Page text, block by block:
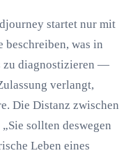
startet nur mit
was in
zu diagnostizieren —
verlangt,
Die Distanz zwischen
sollten deswegen
Leben eines